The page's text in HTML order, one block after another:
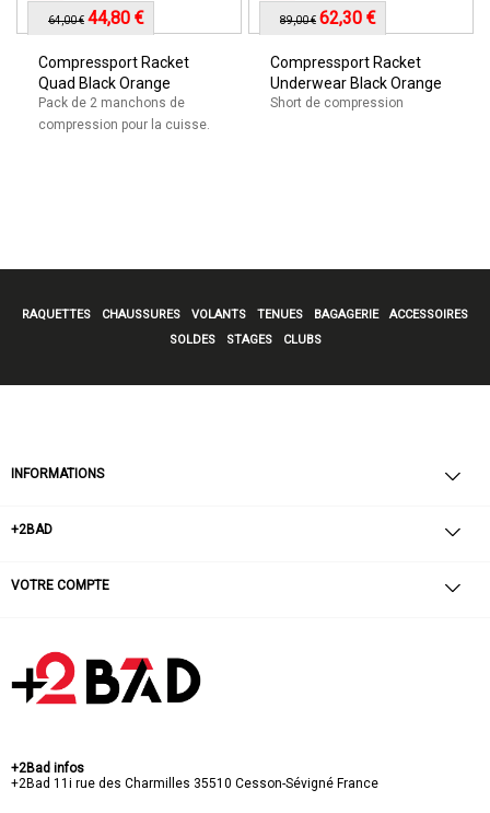
Compressport Racket
Quad Black Orange
Pack de 2 manchons de
compression pour la cuisse.
64,00 € 44,80 €
Compressport Racket
Underwear Black Orange
Short de compression
89,00 € 62,30 €
RAQUETTES CHAUSSURES VOLANTS TENUES BAGAGERIE
ACCESSOIRES
SOLDES
STAGES CLUBS
INFORMATIONS
+2BAD
VOTRE COMPTE
+2Bad infos
+2Bad 11i rue des Charmilles 35510 Cesson-Sévigné France